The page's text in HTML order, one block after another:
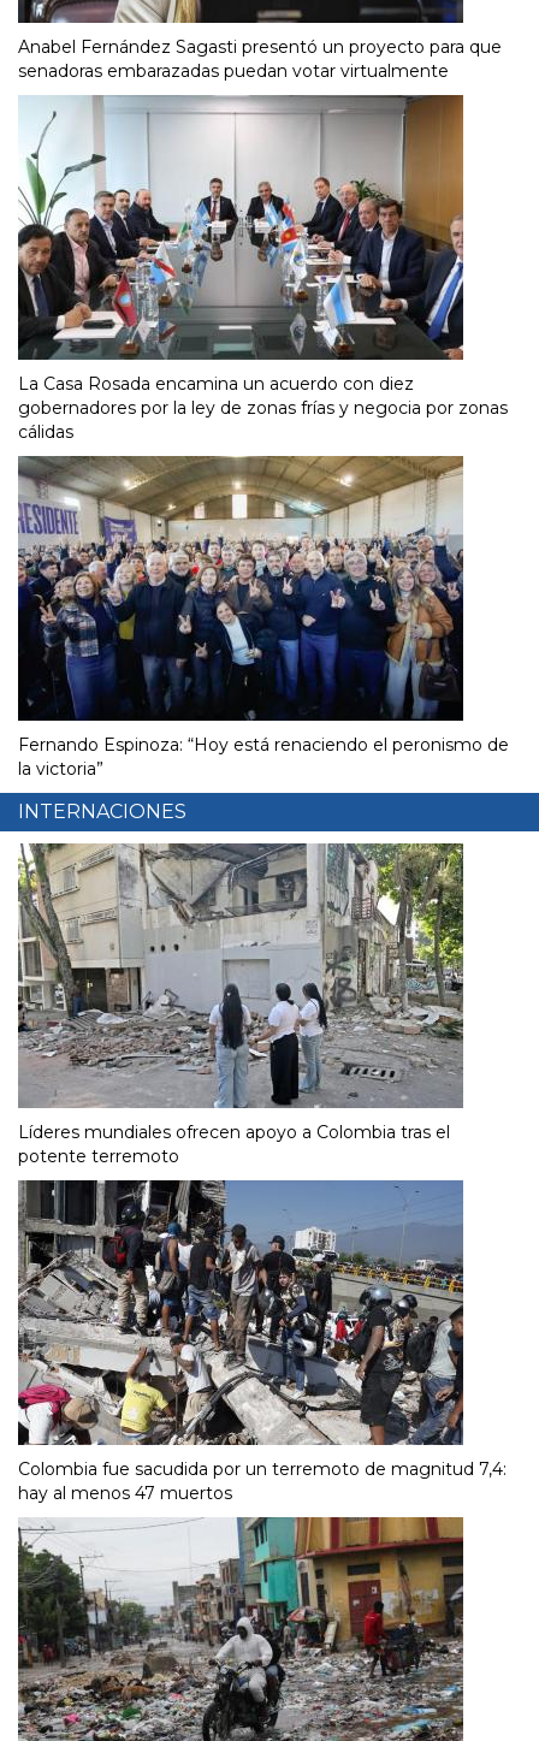
Anabel Fernández Sagasti presentó un proyecto para que
senadoras embarazadas puedan votar virtualmente
La Casa Rosada encamina un acuerdo con diez
gobernadores por la ley de zonas frías y negocia por zonas
cálidas
Fernando Espinoza: “Hoy está renaciendo el peronismo de
la victoria”
INTERNACIONES
Líderes mundiales ofrecen apoyo a Colombia tras el
potente terremoto
Colombia fue sacudida por un terremoto de magnitud 7,4:
hay al menos 47 muertos